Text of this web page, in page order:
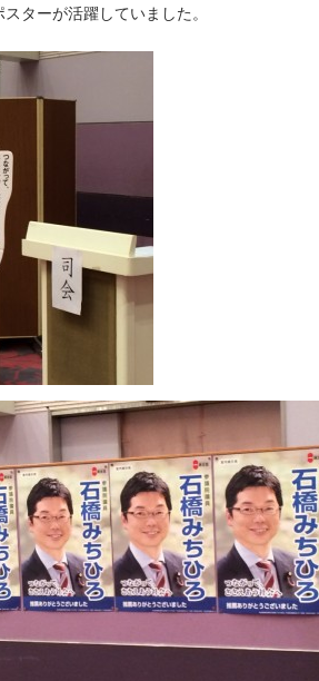
ターが活躍していました。